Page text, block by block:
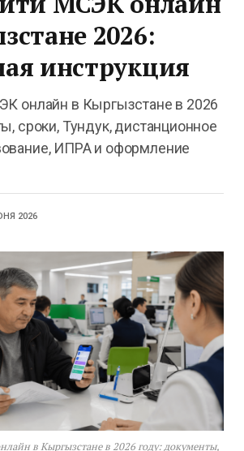
2026:
инструкция
онлайн в Кыргызстане в 2026
сроки, Тундук, дистанционное
ИПРА и оформление
2026
в Кыргызстане в 2026 году: документы,